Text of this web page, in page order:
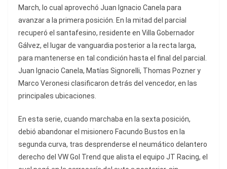
March, lo cual aprovechó Juan Ignacio Canela para
avanzar a la primera posición. En la mitad del parcial
recuperó el santafesino, residente en Villa Gobernador
Gálvez, el lugar de vanguardia posterior a la recta larga,
para mantenerse en tal condición hasta el final del parcial.
Juan Ignacio Canela, Matías Signorelli, Thomas Pozner y
Marco Veronesi clasificaron detrás del vencedor, en las
principales ubicaciones.
En esta serie, cuando marchaba en la sexta posición,
debió abandonar el misionero Facundo Bustos en la
segunda curva, tras desprenderse el neumático delantero
derecho del VW Gol Trend que alista el equipo JT Racing, el